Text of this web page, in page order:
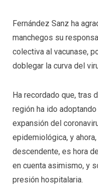
Fernández Sanz ha
manchegos su
colectiva al vacunase,
doblegar la curva del
Ha recordado que, tras
región ha ido
expansión del
epidemiológica, y
descendente, es hora
en cuenta asimismo, y
presión hospitalaria.